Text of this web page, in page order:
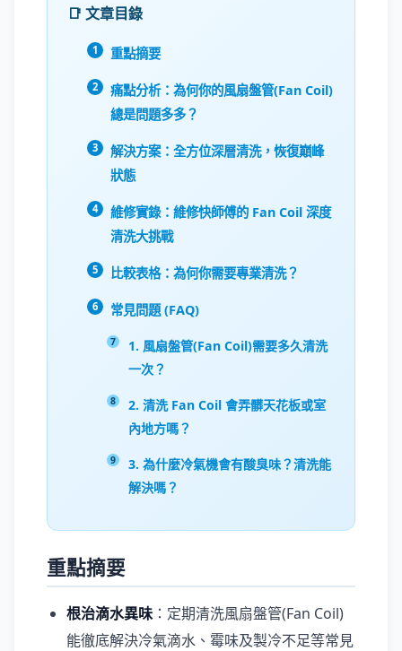
📑 文章目錄
重點摘要
痛點分析：為何你的風扇盤管(Fan Coil)
總是問題多多？
解決方案：全方位深層清洗，恢復巔峰
狀態
維修實錄：維修快師傅的 Fan Coil 深度
清洗大挑戰
比較表格：為何你需要專業清洗？
常見問題 (FAQ)
1. 風扇盤管(Fan Coil)需要多久清洗
一次？
2. 清洗 Fan Coil 會弄髒天花板或室
內地方嗎？
3. 為什麼冷氣機會有酸臭味？清洗能
解決嗎？
重點摘要
根治滴水異味 ：定期清洗風扇盤管(Fan Coil)
能徹底解決冷氣滴水、霉味及製冷不足等常見